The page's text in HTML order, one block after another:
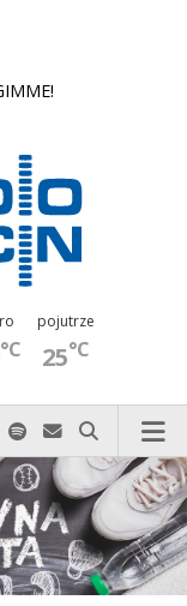
°C
pojutrze
25°C
nas zadzwoń
Facebook-u
na Xnas na Instagram-ie
Odwiedź nas na TikTok-u
Szukaj nas na Spotify
Wyślij do nas
Szukaj